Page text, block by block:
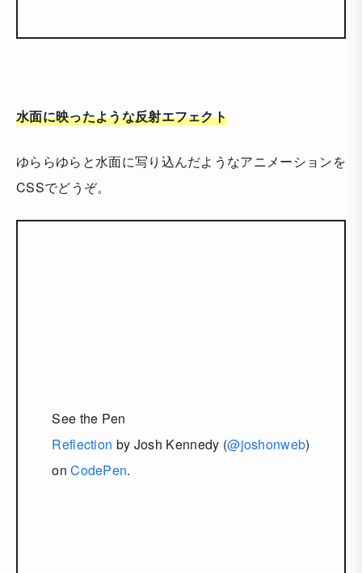
水面に映ったような反射エフェクト
ゆららゆらと水面に写り込んだようなアニメーションを
CSSでどうぞ。
See the Pen
Reflection by Josh Kennedy (@joshonweb)
onCodePen.